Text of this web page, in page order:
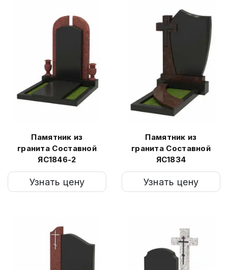
Памятник из
гранита Составной
ЯС1846-2
Узнать цену
Памятник из
гранита Составной
ЯС1834
Узнать цену